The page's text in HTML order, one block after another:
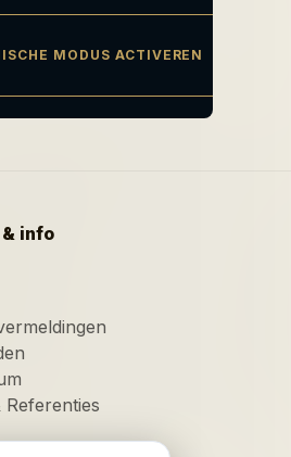
MODUS ACTIVEREN
info